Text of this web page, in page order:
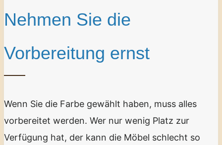
Nehmen Sie die
Vorbereitung ernst
Wenn Sie die Farbe gewählt haben, muss alles
vorbereitet werden. Wer nur wenig Platz zur
Verfügung hat, der kann die Möbel schlecht so